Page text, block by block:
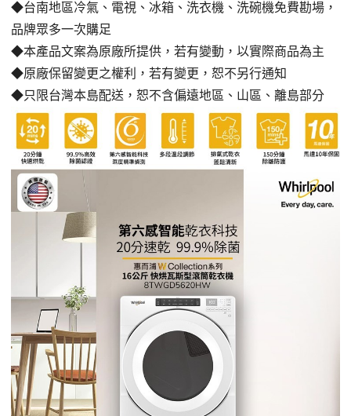
◆台南地區冷氣、電視、冰箱、洗衣機、洗碗機免費勘場 ，
品牌眾多一次購足
◆本產品文案為原廠所提供，若有變動，以實際商品為主
◆原廠保留變更之權利，若有變更，恕不另行通知
◆只限台灣本島配送，恕不含偏遠地區、山區、離島部分